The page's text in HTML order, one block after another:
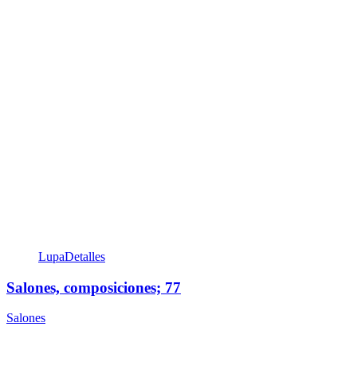
LupaDetalles
Salones, composiciones; 77
Salones